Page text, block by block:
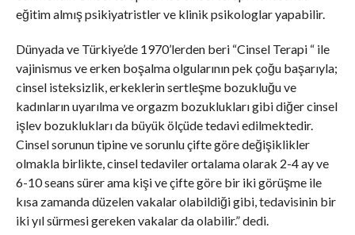
eğitim almış psikiyatristler ve klinik psikologlar yapabilir.
Dünyada ve Türkiye’de 1970’lerden beri “Cinsel Terapi “ ile
vajinismus ve erken boşalma olgularının pek çoğu başarıyla;
cinsel isteksizlik, erkeklerin sertleşme bozukluğu ve
kadınların uyarılma ve orgazm bozuklukları gibi diğer cinsel
işlev bozuklukları da büyük ölçüde tedavi edilmektedir.
Cinsel sorunun tipine ve sorunlu çifte göre değişiklikler
olmakla birlikte, cinsel tedaviler ortalama olarak 2-4 ay ve
6-10 seans sürer ama kişi ve çifte göre bir iki görüşme ile
kısa zamanda düzelen vakalar olabildiği gibi, tedavisinin bir
iki yıl sürmesi gereken vakalar da olabilir.” dedi.